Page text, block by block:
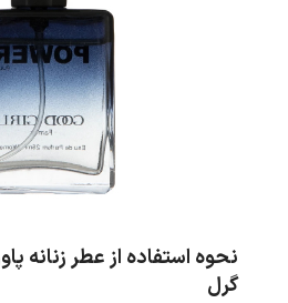
نحوه استفاده از عطر زنانه
گرل